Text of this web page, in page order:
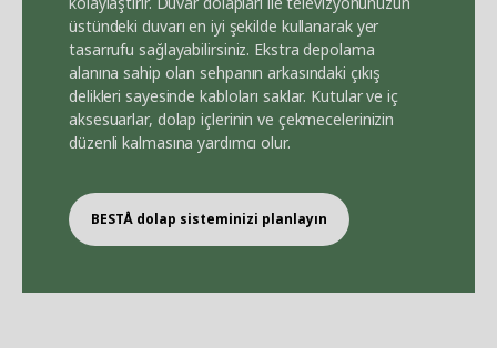
üstündeki duvarı en iyi şekilde kullanarak yer
tasarrufu sağlayabilirsiniz. Ekstra depolama
alanına sahip olan sehpanın arkasındaki çıkış
delikleri sayesinde kabloları saklar. Kutular ve iç
aksesuarlar, dolap içlerinin ve çekmecelerinizin
düzenli kalmasına yardımcı olur.
BESTÅ dolap sisteminizi planlayın